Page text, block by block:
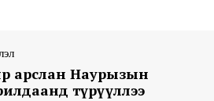
арслан Наурызын
түрүүллээ